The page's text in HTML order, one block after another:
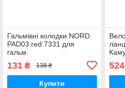
Гальмівні колодки NORD
PAD03.red 7331 для
гальм.
131₴ 138 ₴
Купити
524